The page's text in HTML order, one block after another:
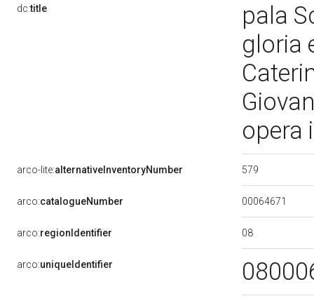
dc:title
pala
gloria
opera
arco-lite:alternativeInventoryNumber 579
arco:catalogueNumber 00064671
arco:regionIdentifier 08
arco:uniqueIdentifier